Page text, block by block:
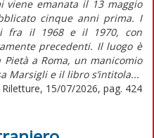
viene emanata il 13 maggio
cinque anni prima. I
fra il 1968 e il 1970, con
precedenti. Il luogo è
Pietà a Roma, un manicomio
Marsigli e il libro s’intitola...
Riletture, 15/07/2026, pag. 424